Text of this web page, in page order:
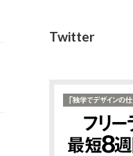
Twitter